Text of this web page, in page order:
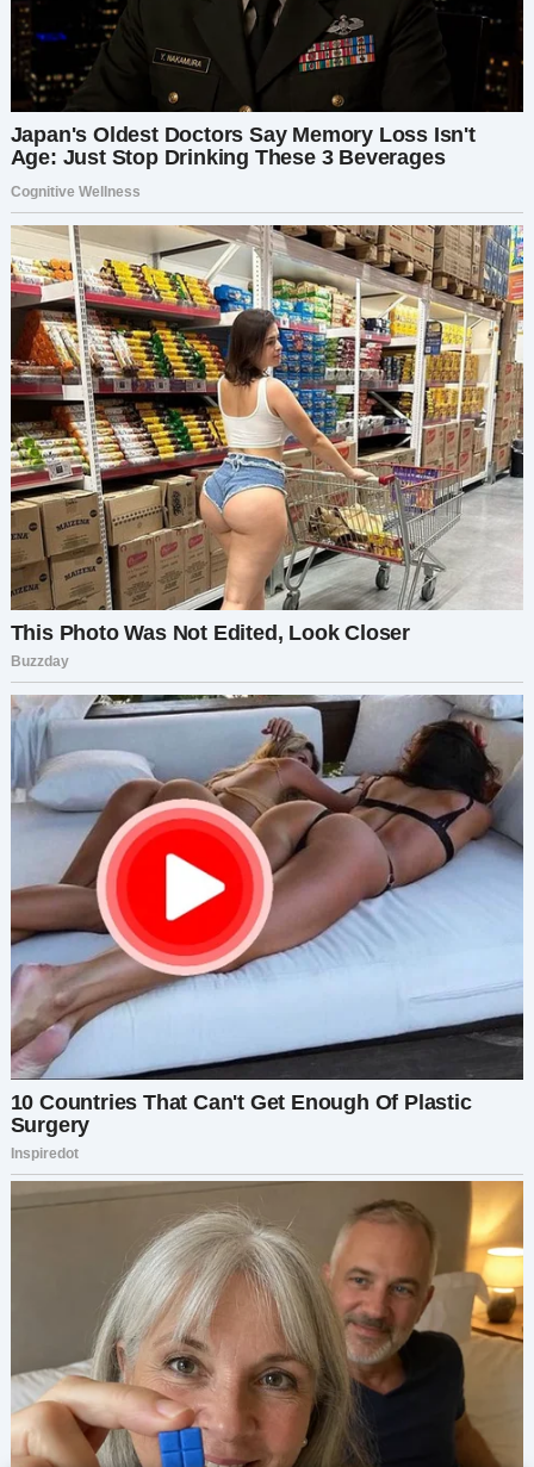
племянника, — ответила я. На миг я увидела в её
глазах, что она пытается избежать этой темы.
— О, за Антоном сейчас присматривает моя
не виделись много лет, — добавила она. Я всё
войти в дом и, возможно, разобраться со всей
той травмой, посеянной во мне много лет
назад. Это было так близко, это чувство, что
наконец-то можно всё исправить. Но я не была
готова. Я сказала им, что немного нездорова,
вернулась в свою машину и поехала в
ближайший мотель.
На следующий день я снова столкнулась с
Иваном в местной закусочной. Бог
определённо действует таинственными
путями. Но на этот раз всё было немного по-
другому — когда он увидел меня в закусочной,
он просто отвернулся, не сказав ни слова. Это
было странно, подумала я. Учитывая, что мы всё
время были в хороших отношениях, в этом было
что-то странное. Я решила подойти к нему и
спросить, в чём дело. — Эй, приятель, как дела?
Всё в порядке? — спросила я его, когда он сел
за свой столик. Он пытался избегать
зрительного контакта со мной, но я просто
стояла там, совершенно сбитая с толку его
реакцией. — Слушай, я знаю, это не моё дело, но
думаю, тебе может понадобиться помощь, —
сказал он. Теперь это стало ещё более
запутанным. — Что? Почему? Кажется, я не
понимаю, — сказала я. — Слушай, я вчера
вечером говорил с Мариной о том, что у неё
есть ребёнок, — она сказала мне, что… ну, она
сказала мне, почему ты уехала, — кротко сказал
он. — Что? Что она сказала? — Она сказала, что
ты… выдумываешь, и им пришлось отправить
тебя в больницу. — Ч-что? Как? — У неё нет
ребёнка, и я не понимаю, почему ты сказала, что
есть. Так что вчера вечером я зашёл к ней и
спросил об этом, и она рассказала мне, что
случилось, — сказал он, но затем на мгновение
замолчал. — Она сказала, ты просто появилась
из ниоткуда и начала расспрашивать о её
ребёнке… Слушай, я не хочу никаких проблем.
Эта… мерзавка. Не знаю, могу ли я всё ещё